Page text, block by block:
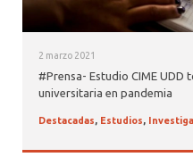
2 marzo 2021
#Prensa- Estudio CIME UDD
universitaria en pandemia
Destacadas, Estudios,